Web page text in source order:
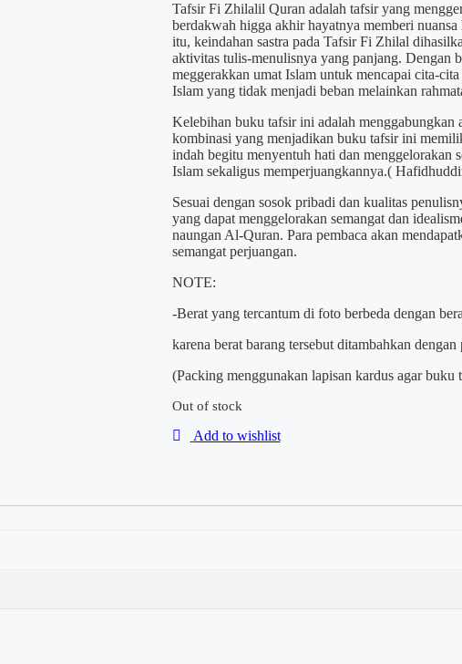
Tafsir Fi Zhilalil Quran adalah tafsir yang
berdakwah higga akhir hayatnya memberi
itu, keindahan sastra pada Tafsir Fi Zhilal
aktivitas tulis-menulisnya yang panjang. Dengan
meggerakkan umat Islam untuk mencapai cita-
Islam yang tidak menjadi beban melainkan
Kelebihan buku tafsir ini adalah menggabungkan
kombinasi yang menjadikan buku tafsir ini
indah begitu menyentuh hati dan menggelorakan
Islam sekaligus memperjuangkannya.(
Sesuai dengan sosok pribadi dan kualitas
yang dapat menggelorakan semangat dan
naungan Al-Quran. Para pembaca akan
semangat perjuangan.
NOTE:
-Berat yang tercantum di foto berbeda dengan
karena berat barang tersebut ditambahkan
(Packing menggunakan lapisan kardus agar buku
Out of stock
Add to wishlist